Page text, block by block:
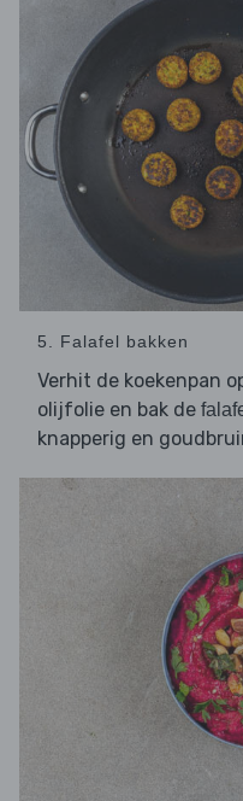
5. Falafel bakken
Verhit de koekenpan
olijfolie en bak de
knapperig en